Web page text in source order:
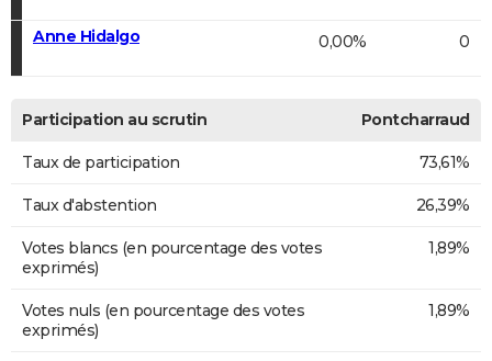
Anne Hidalgo 0,00% 0
Participation au scrutin Pontcharraud
Taux de participation 73,61%
Taux d'abstention 26,39%
Votes blancs (en pourcentage des votes
exprimés)
1,89%
Votes nuls (en pourcentage des votes
exprimés)
1,89%